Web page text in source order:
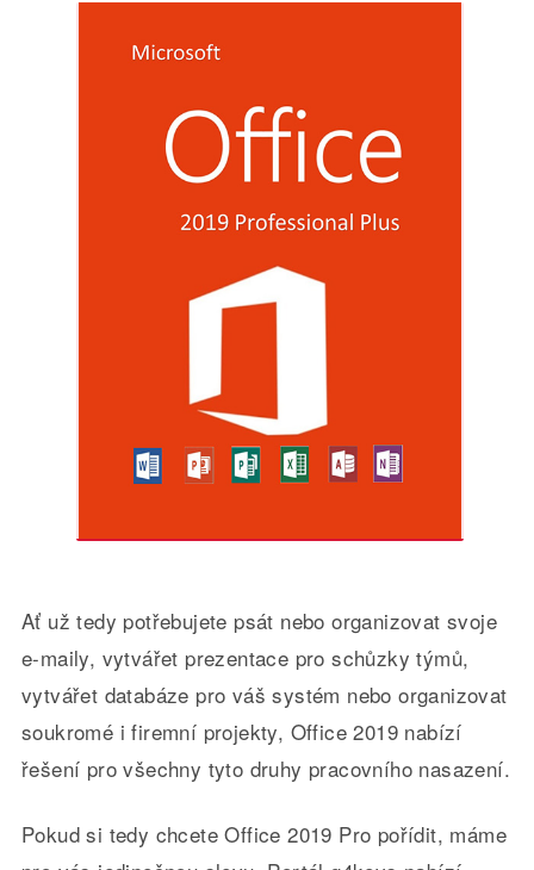
Ať už tedy potřebujete psát nebo organizovat svoje
e-maily, vytvářet prezentace pro schůzky týmů,
vytvářet databáze pro váš systém nebo organizovat
soukromé i firemní projekty, Office 2019 nabízí
řešení pro všechny tyto druhy pracovního nasazení.
Pokud si tedy chcete Office 2019 Pro pořídit, máme